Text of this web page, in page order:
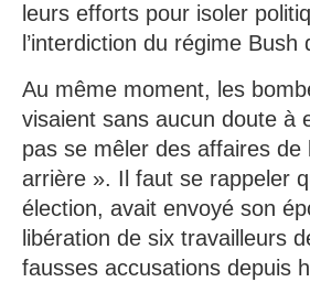
leurs efforts pour isoler
l’interdiction du régime
Au même moment, les
visaient sans aucun doute à
pas se mêler des affaires de
arrière ». Il faut se rappeler
élection, avait envoyé son
libération de six travailleurs
fausses accusations depuis